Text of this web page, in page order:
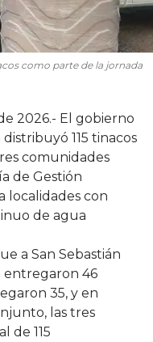
como parte de la jornada
2026.- El gobierno
115 tinacos
comunidades
de Gestión
localidades con
de agua
a San Sebastián
entregaron 46
35, y en
las tres
de 115